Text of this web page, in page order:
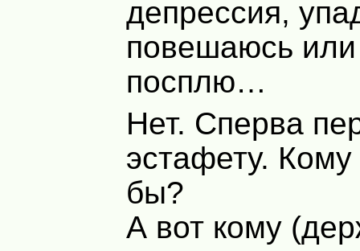
депрессия,
повешаюсь или
посплю…
Нет. Сперва
эстафету.
бы?
А вот кому